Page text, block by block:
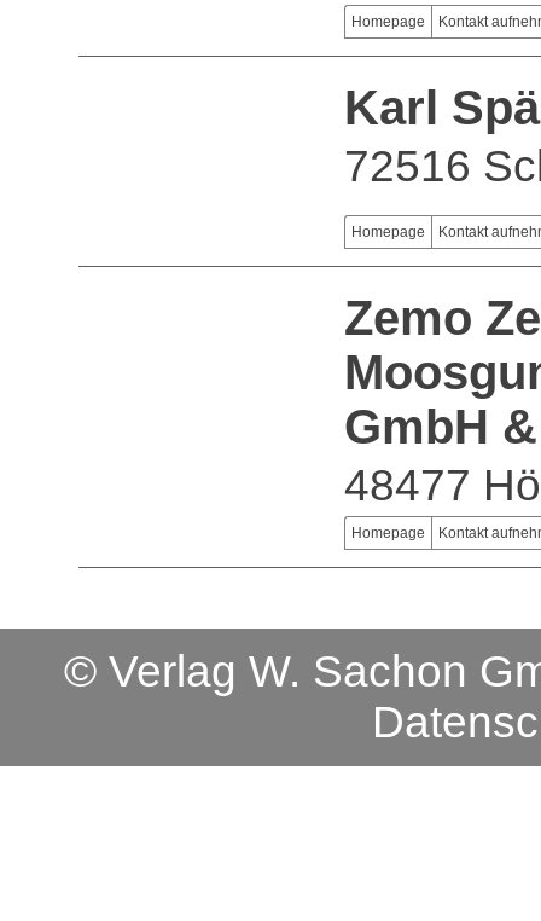
Homepage Kontakt
Karl
72516
Homepage Kontakt
Zemo
GmbH
48477
Homepage Kontakt
© Verlag W. Sachon